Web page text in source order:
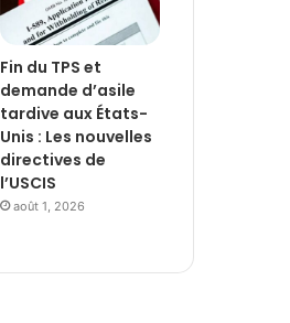
Fin du TPS et
demande d’asile
tardive aux États-
Unis : Les nouvelles
directives de
l’USCIS
août 1, 2026